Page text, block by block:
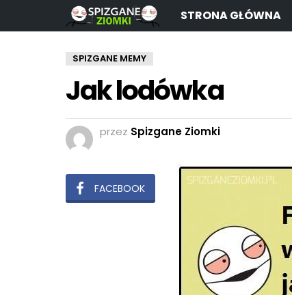
STRONA GŁÓWNA
SPIZGANE MEMY
Jak lodówka
przez Spizgane Ziomki
FACEBOOK